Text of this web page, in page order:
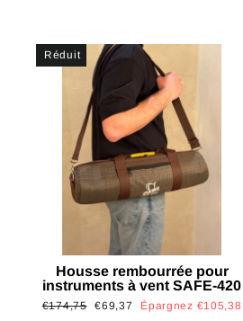
Réduit
Housse rembourrée pour
instruments à vent SAFE-420
Prix
€174,75 Prix
€69,37 Épargnez €105,38